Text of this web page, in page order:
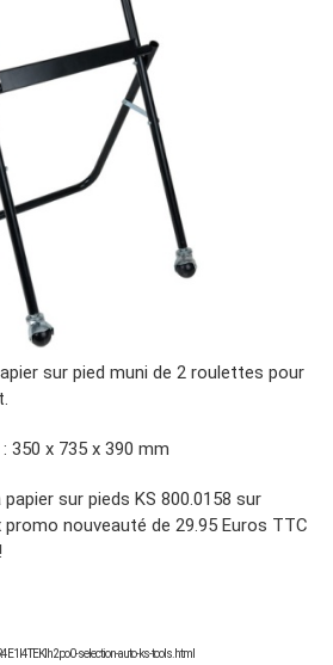
sur pied muni de 2 roulettes pour
350 x 735 x 390 mm
sur pieds KS 800.0158 sur
nouveauté de 29.95 Euros TTC
selection-auto-ks-tools.html